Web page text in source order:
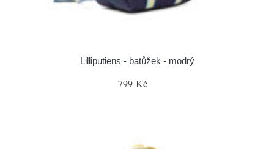
Lilliputiens - batůžek - modrý
799 Kč